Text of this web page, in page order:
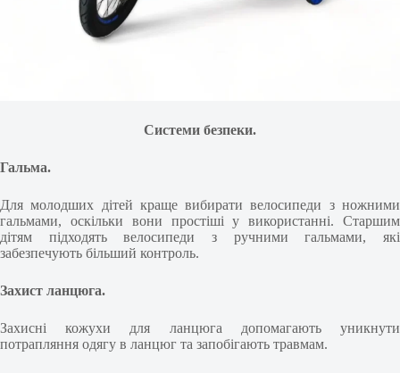
Системи безпеки.
Гальма.
Для молодших дітей краще вибирати велосипеди з ножними
гальмами, оскільки вони простіші у використанні. Старшим
дітям підходять велосипеди з ручними гальмами, які
забезпечують більший контроль.
Захист ланцюга.
Захисні кожухи для ланцюга допомагають уникнути
потрапляння одягу в ланцюг та запобігають травмам.